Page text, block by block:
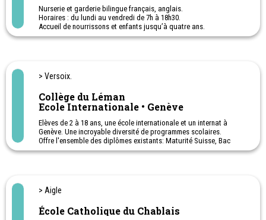
Nurserie et garderie bilingue français, anglais.
Horaires : du lundi au vendredi de 7h à 18h30.
Accueil de nourrissons et enfants jusqu’à quatre ans.
> Versoix.
Collège du Léman
Ecole Internationale • Genève
Elèves de 2 à 18 ans, une école internationale et un internat à
Genève. Une incroyable diversité de programmes scolaires.
Offre l'ensemble des diplômes existants: Maturité Suisse, Bac
français, Bac international et High School Diploma. Plus de 110
été. (Musique, bricolage, peinture, cuisine, jeux olympiques,
chasse au trésor et une excursion en forêt.)
> Aigle
École Catholique du Chablais